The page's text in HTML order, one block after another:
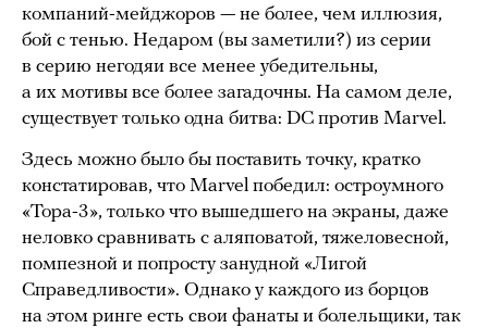
компаний-мейджоров — не более, чем иллюзия,
бой с тенью. Недаром (вы заметили?) из серии
в серию негодяи все менее убедительны,
а их мотивы все более загадочны. На самом деле,
существует только одна битва: DC против Marvel.
Здесь можно было бы поставить точку, кратко
констатировав, что Marvel победил: остроумного
«Тора-3», только что вышедшего на экраны, даже
неловко сравнивать с аляповатой, тяжеловесной,
помпезной и попросту занудной «Лигой
Справедливости». Однако у каждого из борцов
на этом ринге есть свои фанаты и болельщики, так